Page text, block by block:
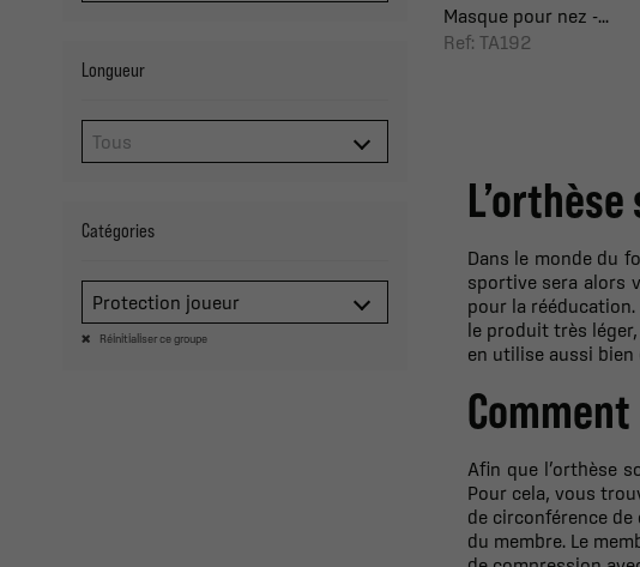
Longueur
Catégories
Protection joueur
Réinitialiser ce groupe
Masque pour nez -...
Ref: TA192
Dans le monde du
sportive sera alors
pour la
le produit très
en utilise aussi
Afin que l’orthèse
Pour cela, vous
de circonférence
du membre. Le